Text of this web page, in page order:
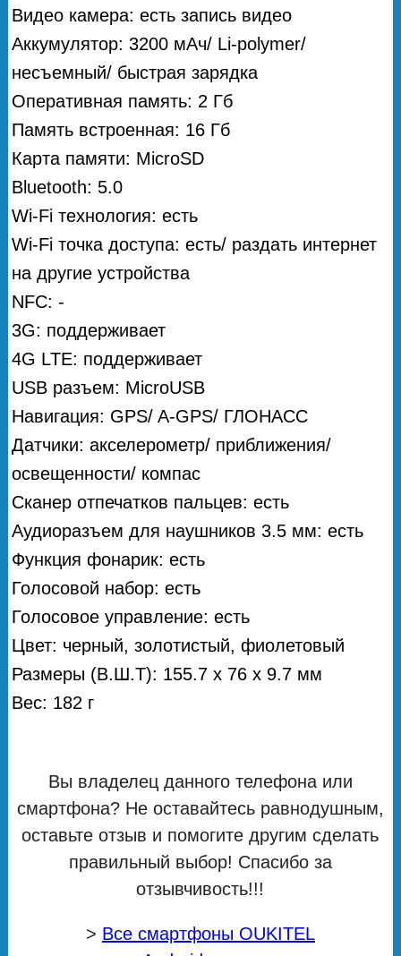
Видео камера: есть запись видео
Аккумулятор: 3200 мАч/ Li-polymer/
несъемный/ быстрая зарядка
Оперативная память: 2 Гб
Память встроенная: 16 Гб
Карта памяти: MicroSD
Bluetooth: 5.0
Wi-Fi технология: есть
Wi-Fi точка доступа: есть/ раздать интернет
на другие устройства
NFC: -
3G: поддерживает
4G LTE: поддерживает
USB разъем: MicroUSB
Навигация: GPS/ A-GPS/ ГЛОНАСС
Датчики: акселерометр/ приближения/
освещенности/ компас
Сканер отпечатков пальцев: есть
Аудиоразъем для наушников 3.5 мм: есть
Функция фонарик: есть
Голосовой набор: есть
Голосовое управление: есть
Цвет: черный, золотистый, фиолетовый
Размеры (В.Ш.Т): 155.7 х 76 х 9.7 мм
Вес: 182 г
Вы владелец данного телефона или
смартфона? Не оставайтесь равнодушным,
оставьте отзыв и помогите другим сделать
правильный выбор! Спасибо за
отзывчивость!!!
> Все смартфоны OUKITEL